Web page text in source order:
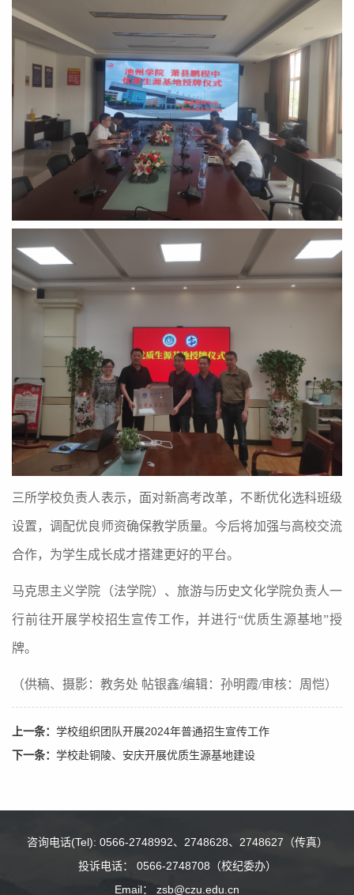
三所学校负责人表示，面对新高考改革，不断优化选科班级
设置，调配优良师资确保教学质量。今后将加强与高校交流
合作，为学生成长成才搭建更好的平台。
马克思主义学院（法学院）、旅游与历史文化学院负责人一
行前往开展学校招生宣传工作，并进行“优质生源基地”授
牌。
（供稿、摄影：教务处 帖银鑫/编辑：孙明霞/审核：周恺）
上一条： 学校组织团队开展2024年普通招生宣传工作
下一条： 学校赴铜陵、安庆开展优质生源基地建设
咨询电话(Tel): 0566-2748992、2748628、2748627（传真）
投诉电话： 0566-2748708（校纪委办）
Email： zsb@czu.edu.cn